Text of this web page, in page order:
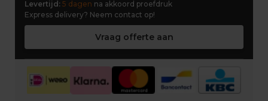
Levertijd: 5 dagen na akkoord proefdruk
Express delivery? Neem contact op!
Vraag offerte aan